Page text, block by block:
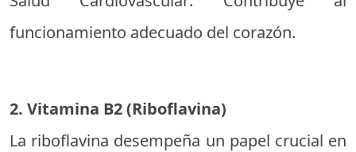
funcionamiento adecuado del corazón.
2. Vitamina B2 (Riboflavina)
La riboflavina desempeña un papel crucial en